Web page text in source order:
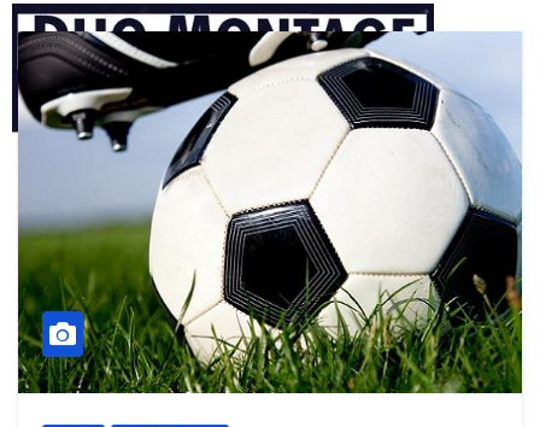
henkvandeberg
duo montage